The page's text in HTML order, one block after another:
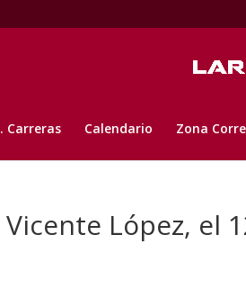
Carreras Calendario Zona
López, el